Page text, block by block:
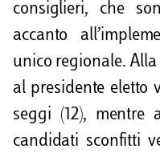
consiglieri, che
accanto
unico regionale.
al presidente eletto
seggi (12), mentre
candidati sconfitti